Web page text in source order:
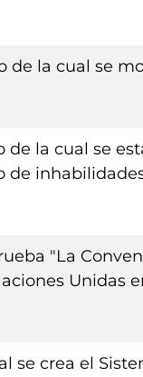
de la cual se
de la cual se
de
"La
Unidas
se crea el